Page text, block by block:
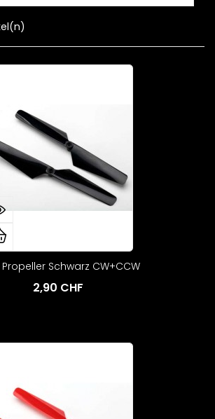
Schwarz CW+CCW
2,90 CHF